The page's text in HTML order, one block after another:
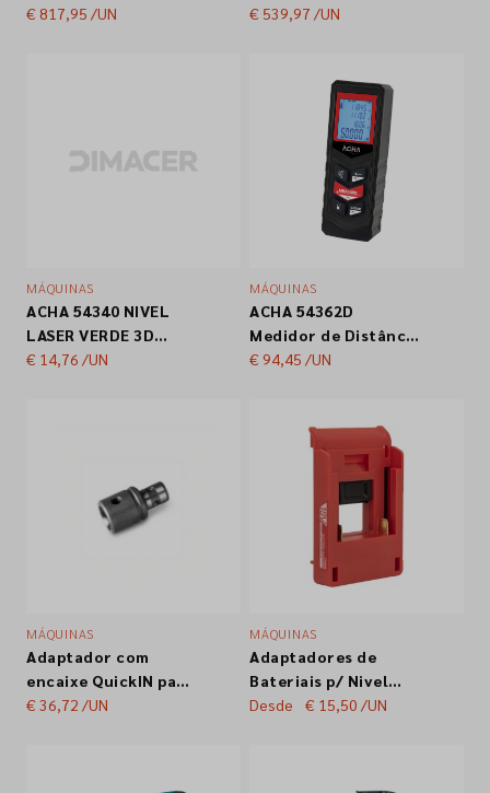
€ 817,95 /UN
MULTIBATERIA
155X125X100MM
€ 539,97 /UN
MÁQUINAS
ACHA 54340 NIVEL
LASER VERDE 3D
MULTIBATERIA
€ 14,76 /UN
MÁQUINAS
ACHA 54362D
Medidor de Distância
Laser (Até 40m)
€ 94,45 /UN
MÁQUINAS
Adaptador com
encaixe QuickIN para
Weldon Fein 6.4mm
€ 36,72 /UN
MÁQUINAS
Adaptadores de
Bateriais p/ Nivel
Laser 3D 18V ACHA
Desde € 15,50 /UN